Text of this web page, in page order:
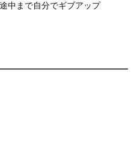
中まで自分でギブアップ